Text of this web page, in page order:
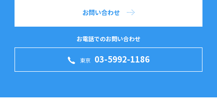
お問い合わせ
お電話でのお問い合わせ
東京 03-5992-1186